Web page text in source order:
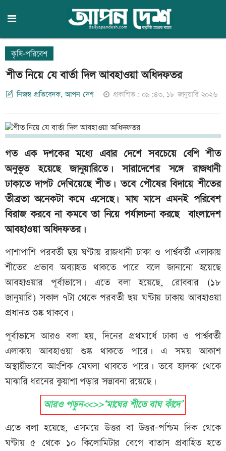
কৃষি-পরিবেশ
শীত নিয়ে যে বার্তা দিল আবহাওয়া অধিদফতর
নিজস্ব প্রতিবেদক, আপন দেশ প্রকাশিত: ০৯:৪৩, ১৮ জানুয়ারি ২০২৬
গত এক দশকের মধ্যে এবার দেশে সবচেয়ে বেশি শীত
অনুভূত হয়েছে জানুয়ারিতে। সারাদেশের সঙ্গে রাজধানী
ঢাকাতে দাপট দেখিয়েছে শীত। তবে পৌষের বিদায়ে শীতের
তীব্রতা অনেকটা কমে এসেছে। মাঘ মাসে এমনই পরিবেশ
বিরাজ করবে না কমবে তা নিয়ে পর্যালচনা করছে বাংলাদেশ
আবহাওয়া অধিদফতর।
পাশাপাশি পরবর্তী ছয় ঘণ্টায় রাজধানী ঢাকা ও পার্শ্ববর্তী এলাকায়
শীতের প্রভাব অব্যাহত থাকতে পারে বলে জানানো হয়েছে
আবহাওয়ার পূর্বাভাসে। এতে বলা হয়েছে, রোববার (১৮
জানুয়ারি) সকাল ৭টা থেকে পরবর্তী ছয় ঘণ্টায় ঢাকায় আবহাওয়া
প্রধানত শুষ্ক থাকবে।
পূর্বাভাসে আরও বলা হয়, দিনের প্রথমার্ধে ঢাকা ও পার্শ্ববর্তী
এলাকায় আবহাওয়া শুষ্ক থাকতে পারে। এ সময় আকাশ
অস্থায়ীভাবে আংশিক মেঘলা থাকতে পারে। তবে হালকা থেকে
মাঝারি ধরনের কুয়াশা পড়ার সম্ভাবনা রয়েছে।
আরও পড়ুন<<>>‘মাঘের শীতে বাঘ কাঁদে’
এতে বলা হয়েছে, এসময়ে উত্তর বা উত্তর-পশ্চিম দিক থেকে
ঘণ্টায় ৫ থেকে ১০ কিলোমিটার বেগে বাতাস প্রবাহিত হতে